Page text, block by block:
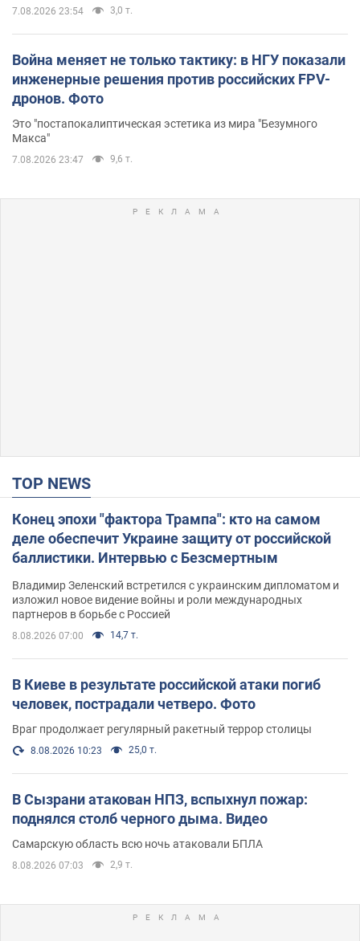
7.08.2026 23:54 3,0 т.
Война меняет не только тактику: в НГУ показали
инженерные решения против российских FPV-
дронов. Фото
Это "постапокалиптическая эстетика из мира "Безумного
Макса"
7.08.2026 23:47 9,6 т.
TOP NEWS
Конец эпохи "фактора Трампа": кто на самом
деле обеспечит Украине защиту от российской
баллистики. Интервью с Безсмертным
Владимир Зеленский встретился с украинским дипломатом и
изложил новое видение войны и роли международных
партнеров в борьбе с Россией
8.08.2026 07:00 14,7 т.
В Киеве в результате российской атаки погиб
человек, пострадали четверо. Фото
Враг продолжает регулярный ракетный террор столицы
8.08.2026 10:23 25,0 т.
В Сызрани атакован НПЗ, вспыхнул пожар:
поднялся столб черного дыма. Видео
Самарскую область всю ночь атаковали БПЛА
8.08.2026 07:03 2,9 т.